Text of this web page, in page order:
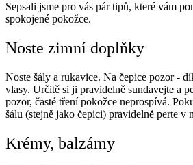
Sepsali jsme pro vás pár tipů, které vám
spokojené pokožce.
Noste zimní doplňky
Noste šály a rukavice. Na čepice pozor -
vlasy. Určitě si ji pravidelně sundavejte a
pozor, časté tření pokožce neprospívá.
šálu (stejně jako čepici) pravidelně perte v
Krémy, balzámy